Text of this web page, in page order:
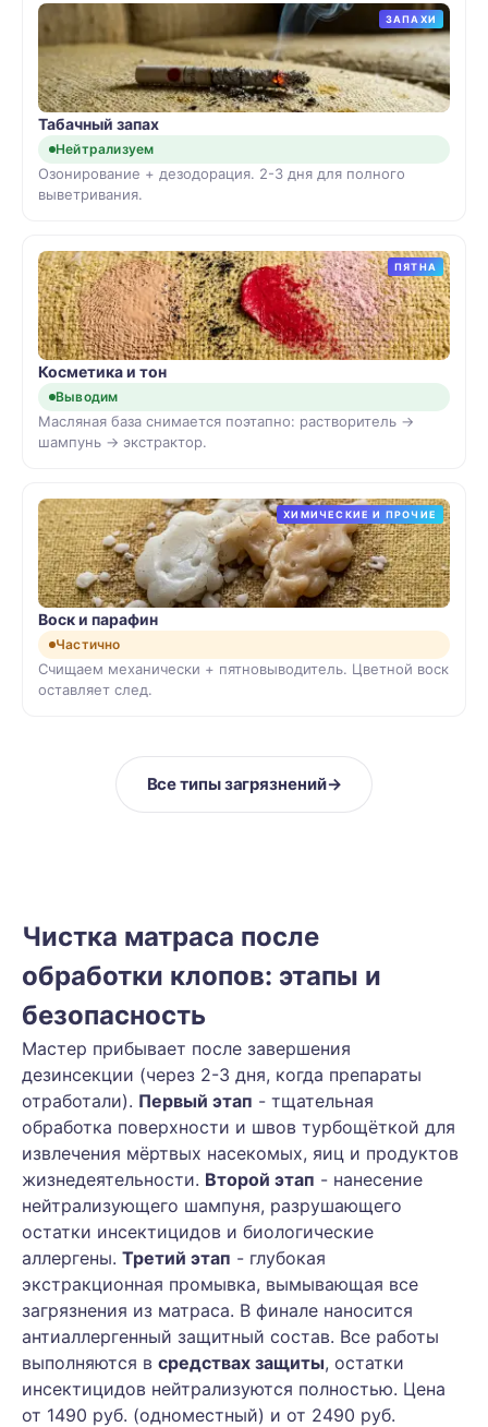
ЗАПАХИ
Табачный запах
Нейтрализуем
Озонирование + дезодорация. 2-3 дня для полного
выветривания.
ПЯТНА
Косметика и тон
Выводим
Масляная база снимается поэтапно: растворитель →
шампунь → экстрактор.
ХИМИЧЕСКИЕ И ПРОЧИЕ
Воск и парафин
Частично
Счищаем механически + пятновыводитель. Цветной воск
оставляет след.
Все типы загрязнений→
Чистка матраса после
обработки клопов: этапы и
безопасность
Мастер прибывает после завершения
дезинсекции (через 2-3 дня, когда препараты
отработали). Первый этап - тщательная
обработка поверхности и швов турбощёткой для
извлечения мёртвых насекомых, яиц и продуктов
жизнедеятельности. Второй этап - нанесение
нейтрализующего шампуня, разрушающего
остатки инсектицидов и биологические
аллергены. Третий этап - глубокая
экстракционная промывка, вымывающая все
загрязнения из матраса. В финале наносится
антиаллергенный защитный состав. Все работы
выполняются в средствах защиты, остатки
инсектицидов нейтрализуются полностью. Цена
от 1490 руб. (одноместный) и от 2490 руб.